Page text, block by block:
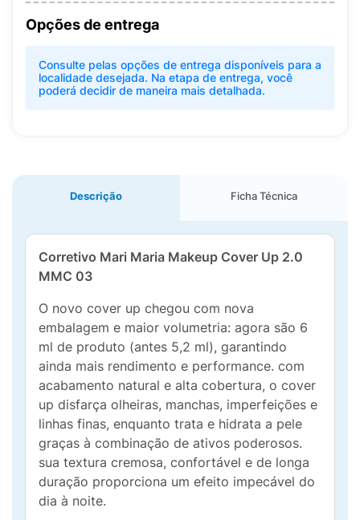
Opções de entrega
Consulte pelas opções de entrega disponíveis para a
localidade desejada. Na etapa de entrega, você
poderá decidir de maneira mais detalhada.
Descrição Ficha Técnica
Corretivo Mari Maria Makeup Cover Up 2.0
MMC 03
O novo cover up chegou com nova
embalagem e maior volumetria: agora são 6
ml de produto (antes 5,2 ml), garantindo
ainda mais rendimento e performance. com
acabamento natural e alta cobertura, o cover
up disfarça olheiras, manchas, imperfeições e
linhas finas, enquanto trata e hidrata a pele
graças à combinação de ativos poderosos.
sua textura cremosa, confortável e de longa
duração proporciona um efeito impecável do
dia à noite.